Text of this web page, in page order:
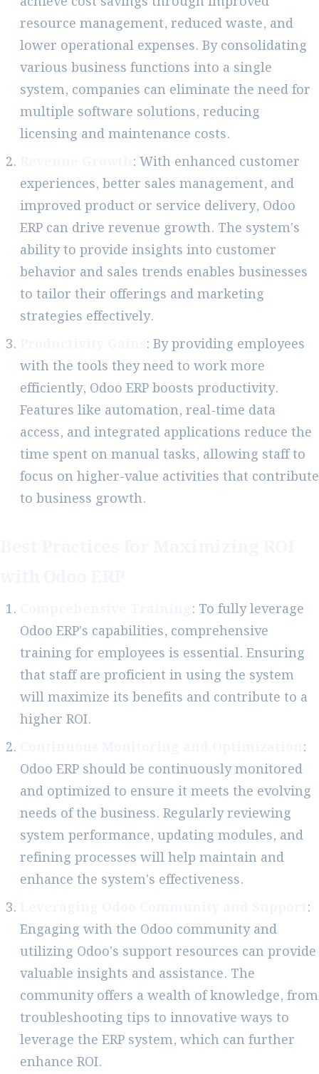
resource management, reduced waste, and
lower operational expenses. By consolidating
various business functions into a single
system, companies can eliminate the need for
multiple software solutions, reducing
licensing and maintenance costs.
: With enhanced customer
experiences, better sales management, and
improved product or service delivery, Odoo
ERP can drive revenue growth. The system's
ability to provide insights into customer
behavior and sales trends enables businesses
to tailor their offerings and marketing
strategies effectively.
: By providing employees
with the tools they need to work more
efficiently, Odoo ERP boosts productivity.
Features like automation, real-time data
access, and integrated applications reduce the
time spent on manual tasks, allowing staff to
focus on higher-value activities that contribute
to business growth.
: To fully leverage
Odoo ERP's capabilities, comprehensive
training for employees is essential. Ensuring
that staff are proficient in using the system
will maximize its benefits and contribute to a
higher ROI.
:
Odoo ERP should be continuously monitored
and optimized to ensure it meets the evolving
needs of the business. Regularly reviewing
system performance, updating modules, and
refining processes will help maintain and
enhance the system's effectiveness.
:
Engaging with the Odoo community and
utilizing Odoo's support resources can provide
valuable insights and assistance. The
community offers a wealth of knowledge, from
troubleshooting tips to innovative ways to
leverage the ERP system, which can further
enhance ROI.